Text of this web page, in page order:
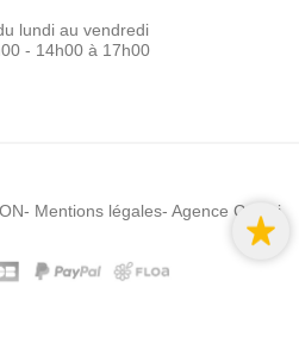
lundi au vendredi
- 14h00 à 17h00
- Mentions légales- Agence Colibri